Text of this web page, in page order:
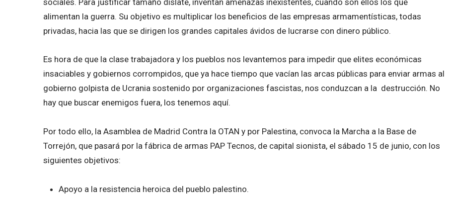
alimentan la guerra. Su objetivo es multiplicar los beneficios de las empresas armamentísticas, todas
privadas, hacia las que se dirigen los grandes capitales ávidos de lucrarse con dinero público.
Es hora de que la clase trabajadora y los pueblos nos levantemos para impedir que elites económicas
insaciables y gobiernos corrompidos, que ya hace tiempo que vacían las arcas públicas para enviar armas al
gobierno golpista de Ucrania sostenido por organizaciones fascistas, nos conduzcan a la destrucción. No
hay que buscar enemigos fuera, los tenemos aquí.
Por todo ello, la Asamblea de Madrid Contra la OTAN y por Palestina, convoca la Marcha a la Base de
Torrejón, que pasará por la fábrica de armas PAP Tecnos, de capital sionista, el sábado 15 de junio, con los
siguientes objetivos:
Apoyo a la resistencia heroica del pueblo palestino.